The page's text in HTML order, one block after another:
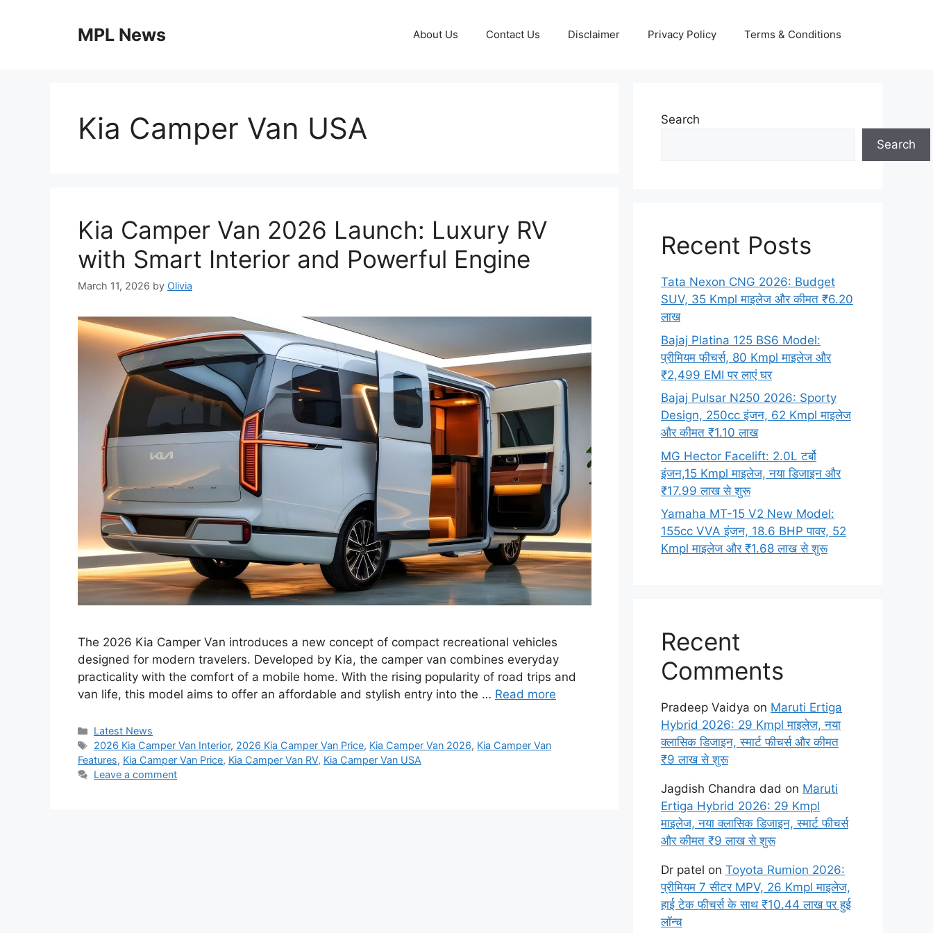
MPL News About Us Contact Us Disclaimer Privacy Policy Terms & Conditions
Kia Camper Van USA
Kia Camper Van 2026 Launch: Luxury RV
with Smart Interior and Powerful Engine
March 11, 2026 by Olivia
The 2026 Kia Camper Van introduces a new concept of compact recreational vehicles
designed for modern travelers. Developed by Kia, the camper van combines everyday
practicality with the comfort of a mobile home. With the rising popularity of road trips and
van life, this model aims to offer an affordable and stylish entry into the … Read more
Categories
Latest News
Tags
2026 Kia Camper Van Interior, 2026 Kia Camper Van Price, Kia Camper Van 2026, Kia Camper Van
Features, Kia Camper Van Price, Kia Camper Van RV, Kia Camper Van USA
Leave a comment
Search
Search
Recent Posts
Tata Nexon CNG 2026: Budget
SUV, 35 Kmpl माइलेज और कीमत ₹6.20
लाख
Bajaj Platina 125 BS6 Model:
प्रीमियम फीचर्स, 80 Kmpl माइलेज और
₹2,499 EMI पर लाएं घर
Bajaj Pulsar N250 2026: Sporty
Design, 250cc इंजन, 62 Kmpl माइलेज
और कीमत ₹1.10 लाख
MG Hector Facelift: 2.0L टर्बो
इंजन,15 Kmpl माइलेज, नया डिजाइन और
₹17.99 लाख से शुरू
Yamaha MT-15 V2 New Model:
155cc VVA इंजन, 18.6 BHP पावर, 52
Kmpl माइलेज और ₹1.68 लाख से शुरू
Recent
Comments
Pradeep Vaidya on Maruti Ertiga
Hybrid 2026: 29 Kmpl माइलेज, नया
क्लासिक डिजाइन, स्मार्ट फीचर्स और कीमत
₹9 लाख से शुरू
Jagdish Chandra dad on Maruti
Ertiga Hybrid 2026: 29 Kmpl
माइलेज, नया क्लासिक डिजाइन, स्मार्ट फीचर्स
और कीमत ₹9 लाख से शुरू
Dr patel on Toyota Rumion 2026:
प्रीमियम 7 सीटर MPV, 26 Kmpl माइलेज,
हाई टेक फीचर्स के साथ ₹10.44 लाख पर हुई
लॉन्च